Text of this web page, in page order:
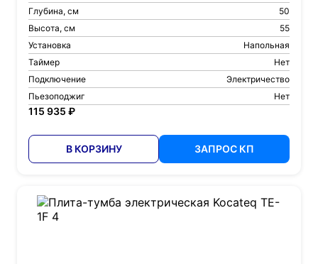
Глубина, см
50
Высота, см
55
Установка
Напольная
Таймер
Нет
Подключение
Электричество
Пьезоподжиг
Нет
115 935 ₽
В КОРЗИНУ ЗАПРОС КП